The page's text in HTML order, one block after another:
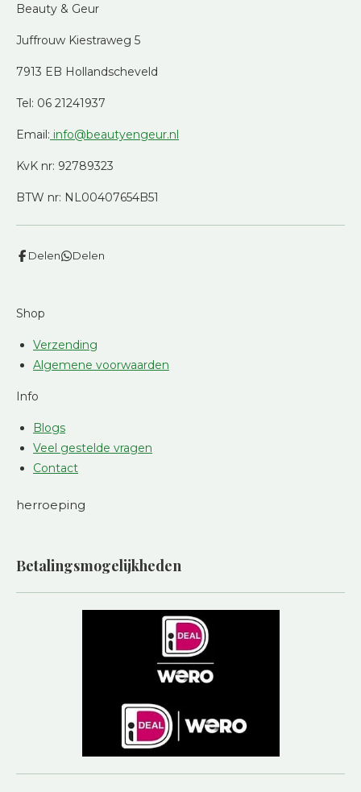
Beauty & Geur
Juffrouw Kiestraweg 5
7913 EB Hollandscheveld
Tel: 06 21241937
Email: info@beautyengeur.nl
KvK nr: 92789323
BTW nr: NL00407654B51
Delen Delen
Shop
Verzending
Algemene voorwaarden
Info
Blogs
Veel gestelde vragen
Contact
herroeping
Betalingsmogelijkheden